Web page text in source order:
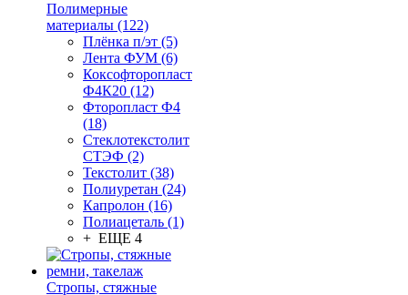
Полимерные
материалы (122)
Плёнка п/эт (5)
Лента ФУМ (6)
Коксофторопласт
Ф4К20 (12)
Фторопласт Ф4
(18)
Стеклотекстолит
СТЭФ (2)
Текстолит (38)
Полиуретан (24)
Капролон (16)
Полиацеталь (1)
+ ЕЩЕ 4
Стропы, стяжные